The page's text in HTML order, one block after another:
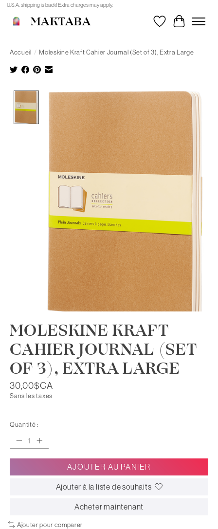
U.S.A. shipping is back! Extra charges may apply.
MAKTABA Liste de souhaits
Panier
Accueil / Moleskine Kraft Cahier Journal (Set of 3), Extra Large
Product image slideshow Items
MOLESKINE KRAFT
CAHIER JOURNAL (SET
OF 3), EXTRA LARGE
30,00$CA
Sans les taxes
Quantité :
AJOUTER AU PANIER
Ajouter à la liste de souhaits
Acheter maintenant
Ajouter pour comparer